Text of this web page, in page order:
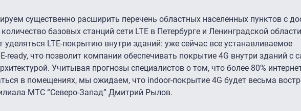
существенно расширить перечень областных населенных пунктов с
базовых станций сети LTE в Петербурге и Ленинградской
уделяться LTE-покрытию внутри зданий: уже сейчас все устанавливаемое
ready, что позволит компании обеспечивать покрытие 4G внутри зданий с
Учитывая прогнозы специалистов о том, что более 80%
в помещениях, мы ожидаем, что indoor-покрытие 4G будет весьма
МТС “Северо-Запад” Дмитрий Рылов.